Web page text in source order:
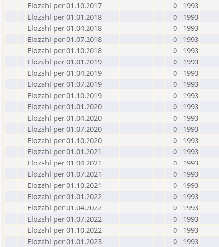
Elozahl per 01.10.2017
0
1993
Elozahl per 01.01.2018
0
1993
Elozahl per 01.04.2018
0
1993
Elozahl per 01.07.2018
0
1993
Elozahl per 01.10.2018
0
1993
Elozahl per 01.01.2019
0
1993
Elozahl per 01.04.2019
0
1993
Elozahl per 01.07.2019
0
1993
Elozahl per 01.10.2019
0
1993
Elozahl per 01.01.2020
0
1993
Elozahl per 01.04.2020
0
1993
Elozahl per 01.07.2020
0
1993
Elozahl per 01.10.2020
0
1993
Elozahl per 01.01.2021
0
1993
Elozahl per 01.04.2021
0
1993
Elozahl per 01.07.2021
0
1993
Elozahl per 01.10.2021
0
1993
Elozahl per 01.01.2022
0
1993
Elozahl per 01.04.2022
0
1993
Elozahl per 01.07.2022
0
1993
Elozahl per 01.10.2022
0
1993
Elozahl per 01.01.2023
0
1993